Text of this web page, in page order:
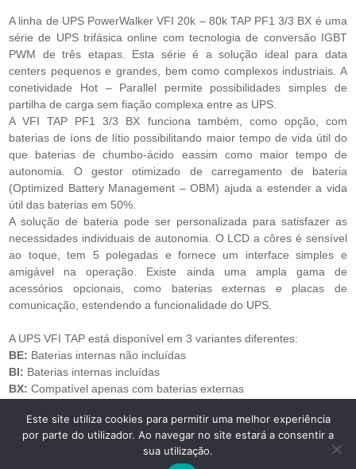
A linha de UPS PowerWalker VFI 20k – 80k TAP PF1 3/3 BX é uma
série de UPS trifásica online com tecnologia de conversão IGBT
PWM de três etapas. Esta série é a solução ideal para data
centers pequenos e grandes, bem como complexos industriais. A
conetividade Hot – Parallel permite possibilidades simples de
partilha de carga sem fiação complexa entre as UPS.
A VFI TAP PF1 3/3 BX funciona também, como opção, com
baterias de íons de lítio possibilitando maior tempo de vida útil do
que baterias de chumbo-ácido eassim como maior tempo de
autonomia. O gestor otimizado de carregamento de bateria
(Optimized Battery Management – OBM) ajuda a estender a vida
útil das baterias em 50%.
A solução de bateria pode ser personalizada para satisfazer as
necessidades individuais de autonomia. O LCD a côres é sensível
ao toque, tem 5 polegadas e fornece um interface simples e
amigável na operação. Existe ainda uma ampla gama de
acessórios opcionais, como baterias externas e placas de
comunicação, estendendo a funcionalidade do UPS.
A UPS VFI TAP está disponível em 3 variantes diferentes:
BE: Baterias internas não incluídas
BI: Baterias internas incluídas
BX: Compatível apenas com baterias externas
Copyright © 2026 UPS Powerwalker. Todos os direitos
Centros de Arbitragem- Termos de Privacidade e
Este site utiliza cookies para permitir uma melhor experiência
por parte do utilizador. Ao navegar no site estará a consentir a
sua utilização.